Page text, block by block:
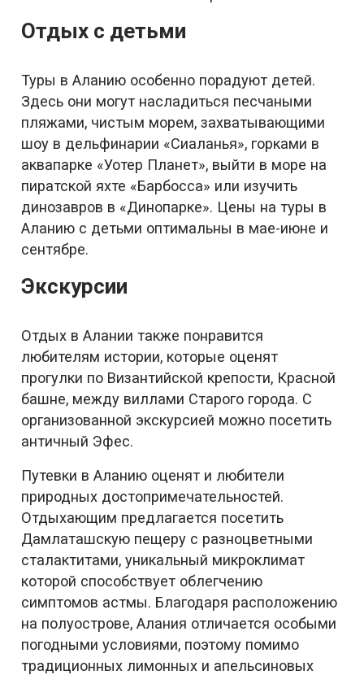
Отдых с детьми
Туры в Аланию особенно порадуют детей.
Здесь они могут насладиться песчаными
пляжами, чистым морем, захватывающими
шоу в дельфинарии «Сиаланья», горками в
аквапарке «Уотер Планет», выйти в море на
пиратской яхте «Барбосса» или изучить
динозавров в «Динопарке». Цены на туры в
Аланию с детьми оптимальны в мае-июне и
сентябре.
Экскурсии
Отдых в Алании также понравится
любителям истории, которые оценят
прогулки по Византийской крепости, Красной
башне, между виллами Старого города. С
организованной экскурсией можно посетить
античный Эфес.
Путевки в Аланию оценят и любители
природных достопримечательностей.
Отдыхающим предлагается посетить
Дамлаташскую пещеру с разноцветными
сталактитами, уникальный микроклимат
которой способствует облегчению
симптомов астмы. Благодаря расположению
на полуострове, Алания отличается особыми
погодными условиями, поэтому помимо
традиционных лимонных и апельсиновых